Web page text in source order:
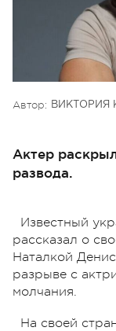
Автор: ВИКТОРИЯ
Актер
развода.
Известный
рассказал о
Наталкой
разрыве с
молчания.
На своей